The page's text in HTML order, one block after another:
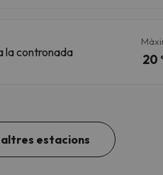
la contronada
20
estacions